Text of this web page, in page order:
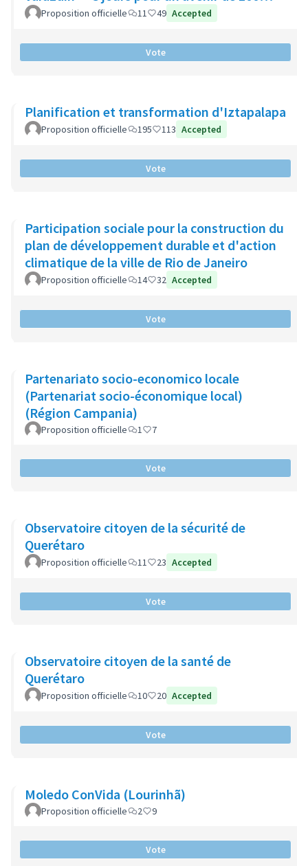
ans".Proposition officielle 11 49 Accepted
Vote
Planification et transformation d'Iztapalapa
Proposition officielle 195 113 Accepted
Vote
Participation sociale pour la construction du
plan de développement durable et d'action
climatique de la ville de Rio de Janeiro
Proposition officielle 14 32 Accepted
Vote
Partenariato socio-economico locale
(Partenariat socio-économique local)
(Région Campania)
Proposition officielle 1 7
Vote
Observatoire citoyen de la sécurité de
Querétaro
Proposition officielle 11 23 Accepted
Vote
Observatoire citoyen de la santé de
Querétaro
Proposition officielle 10 20 Accepted
Vote
Moledo ConVida (Lourinhã)
Proposition officielle 2 9
Vote